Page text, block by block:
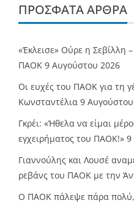
ΠΡΌΣΦΑΤΑ ΆΡΘΡΑ
«Έκλεισε» Ούρε η Σεβίλλη
ΠΑΟΚ 9 Αυγούστου 2026
Οι ευχές του ΠΑΟΚ για τη
Κωνσταντέλια 9
Γκρέι: «Ήθελα να είμαι
εγχειρήματος του ΠΑΟΚ!» 9
Γιαννούλης και Λουσέ
ρεβάνς του ΠΑΟΚ με την
Ο ΠΑΟΚ πάλεψε πάρα